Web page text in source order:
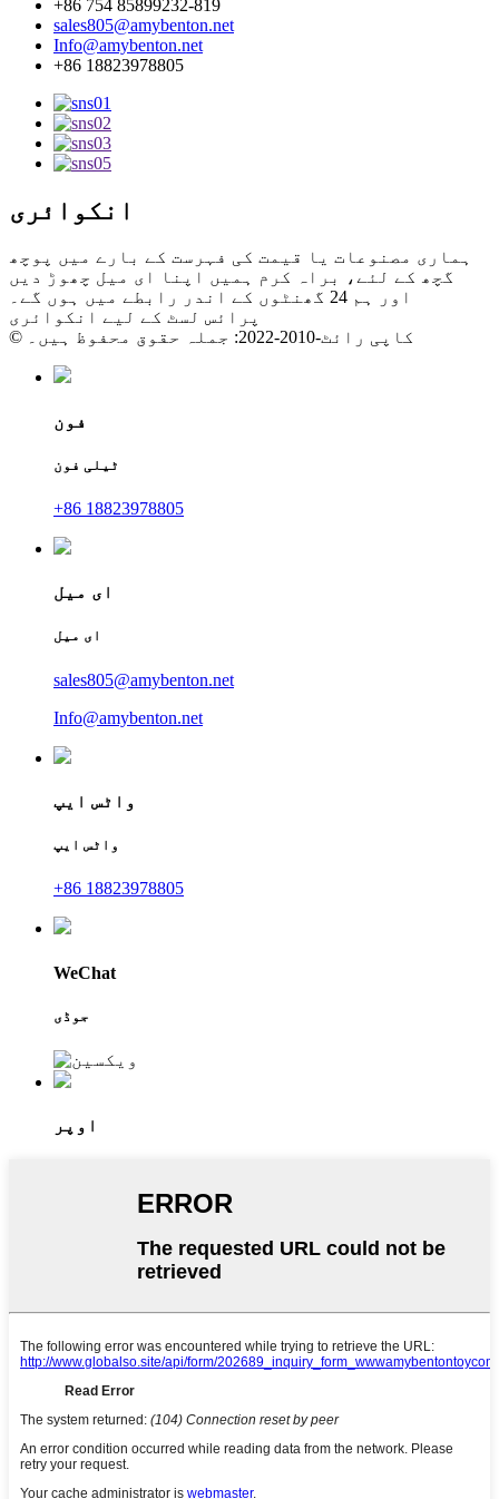
+86 754 85899232-819
sales805@amybenton.net
Info@amybenton.net
+86 18823978805
انکوائری
ہماری مصنوعات یا قیمت کی فہرست کے بارے میں پوچھ
گچھ کے لئے، براہ کرم ہمیں اپنا ای میل چھوڑ دیں
اور ہم 24 گھنٹوں کے اندر رابطے میں ہوں گے۔
پرائس لسٹ کے لیے انکوائری
© کاپی رائٹ-2010-2022: جملہ حقوق محفوظ ہیں۔
فون
ٹیلی فون
+86 18823978805
ای میل
ای میل
sales805@amybenton.net
Info@amybenton.net
واٹس ایپ
واٹس ایپ
+86 18823978805
WeChat
جوڈی
اوپر